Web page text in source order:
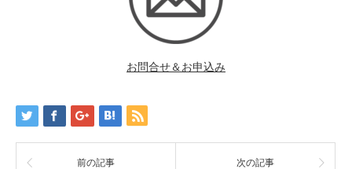
お問合せ＆お申込み
前の記事 次の記事